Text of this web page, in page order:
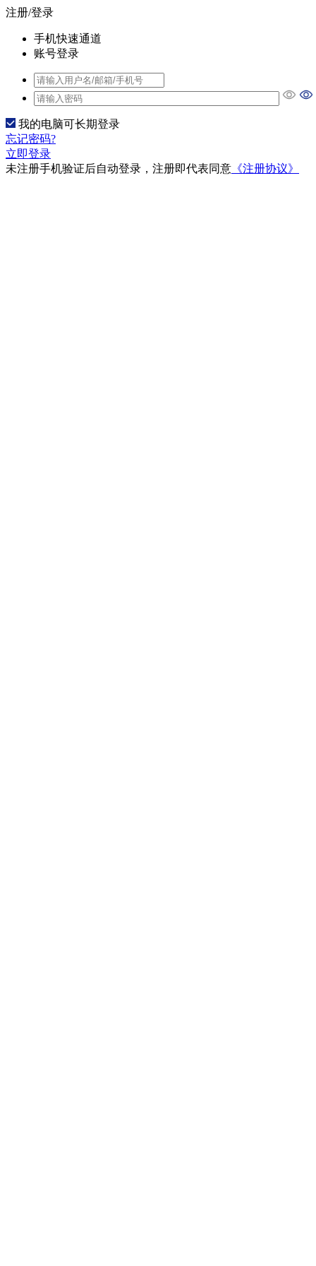
注册/登录
手机快速通道
账号登录
我的电脑可长期登录
忘记密码?
立即登录
未注册手机验证后自动登录，注册即代表同意 《注册协议》